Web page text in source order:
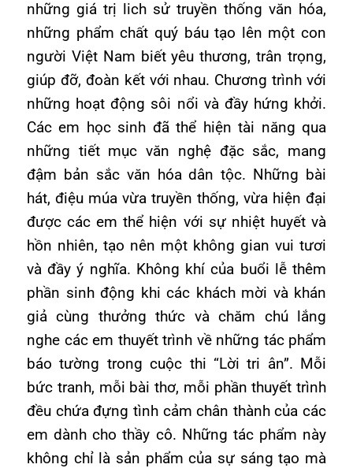
những giá trị lich sử truyền thống văn hóa,
những phẩm chất quý báu tạo lên một con
người Việt Nam biết yêu thương, trân trọng,
giúp đỡ, đoàn kết với nhau. Chương trình với
những hoạt động sôi nổi và đầy hứng khởi.
Các em học sinh đã thể hiện tài năng qua
những tiết mục văn nghệ đặc sắc, mang
đậm bản sắc văn hóa dân tộc. Những bài
hát, điệu múa vừa truyền thống, vừa hiện đại
được các em thể hiện với sự nhiệt huyết và
hồn nhiên, tạo nên một không gian vui tươi
và đầy ý nghĩa. Không khí của buổi lễ thêm
phần sinh động khi các khách mời và khán
giả cùng thưởng thức và chăm chú lắng
nghe các em thuyết trình về những tác phẩm
báo tường trong cuộc thi “Lời tri ân”. Mỗi
bức tranh, mỗi bài thơ, mỗi phần thuyết trình
đều chứa đựng tình cảm chân thành của các
em dành cho thầy cô. Những tác phẩm này
không chỉ là sản phẩm của sự sáng tạo mà